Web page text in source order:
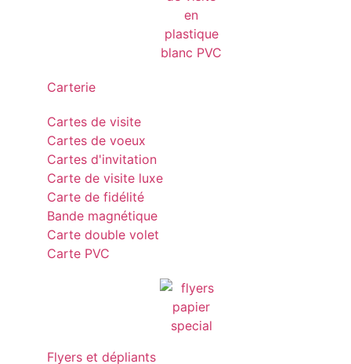
Carterie
Cartes de visite
Cartes de voeux
Cartes d'invitation
Carte de visite luxe
Carte de fidélité
Bande magnétique
Carte double volet
Carte PVC
Flyers et dépliants